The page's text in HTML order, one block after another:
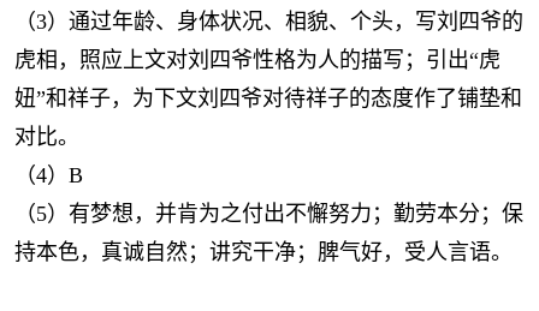
（3）通过年龄、身体状况、相貌、个头，写刘四爷的
虎相，照应上文对刘四爷性格为人的描写；引出“虎
妞”和祥子，为下文刘四爷对待祥子的态度作了铺垫和
对比。
（4）B
（5）有梦想，并肯为之付出不懈努力；勤劳本分；保
持本色，真诚自然；讲究干净；脾气好，受人言语。